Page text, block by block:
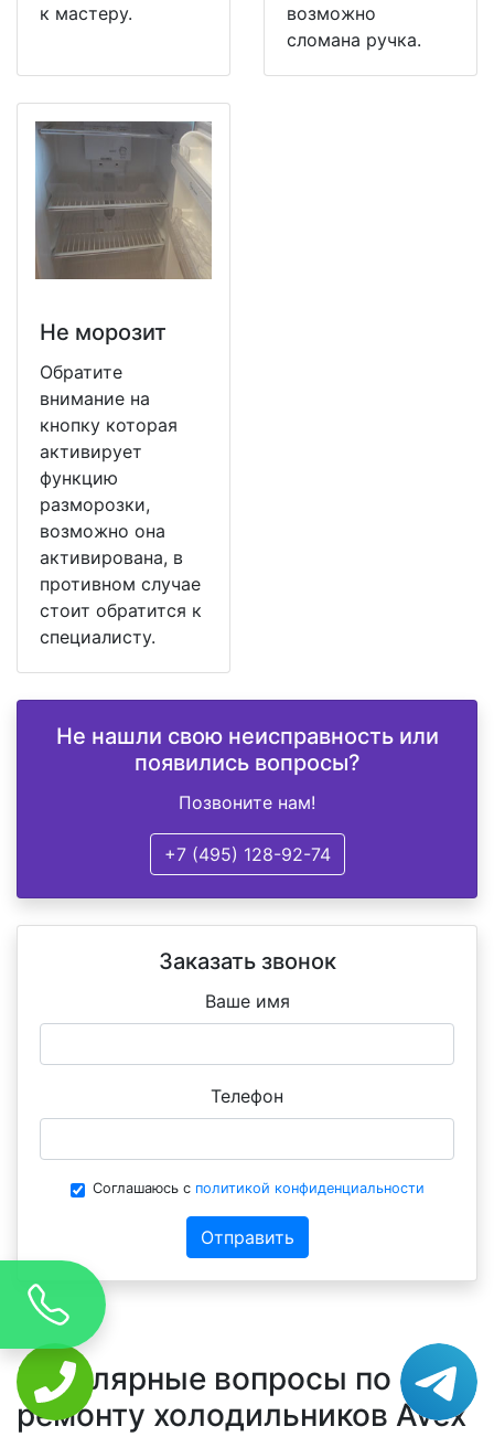
к мастеру.
возможно
сломана ручка.
Не морозит
Обратите
внимание на
кнопку которая
активирует
функцию
разморозки,
возможно она
активирована, в
противном случае
стоит обратится к
специалисту.
Не нашли свою неисправность или
появились вопросы?
Позвоните нам!
+7 (495) 128-92-74
Заказать звонок
Ваше имя
Телефон
Соглашаюсь с политикой конфиденциальности
Отправить
Популярные вопросы по
ремонту холодильников Avex